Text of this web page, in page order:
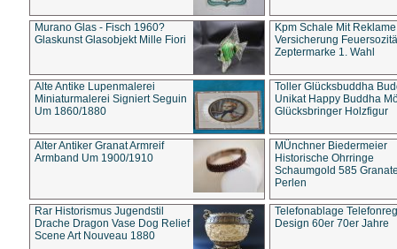
Murano Glas - Fisch 1960?
Glaskunst Glasobjekt Mille Fiori
Kpm Schale Mit Reklame
Versicherung
Zeptermarke 1. Wahl
Alte Antike Lupenmalerei
Miniaturmalerei Signiert Seguin
Um 1860/1880
Toller Glücksbuddha
Unikat Happy Buddha
Glücksbringer Holzfigur
Alter Antiker Granat Armreif
Armband Um 1900/1910
MÜnchner Biedermeier
Historische Ohrringe
Schaumgold 585
Perlen
Rar Historismus Jugendstil
Drache Dragon Vase Dog Relief
Scene Art Nouveau 1880
Telefonablage
Design 60er 70er Jahre